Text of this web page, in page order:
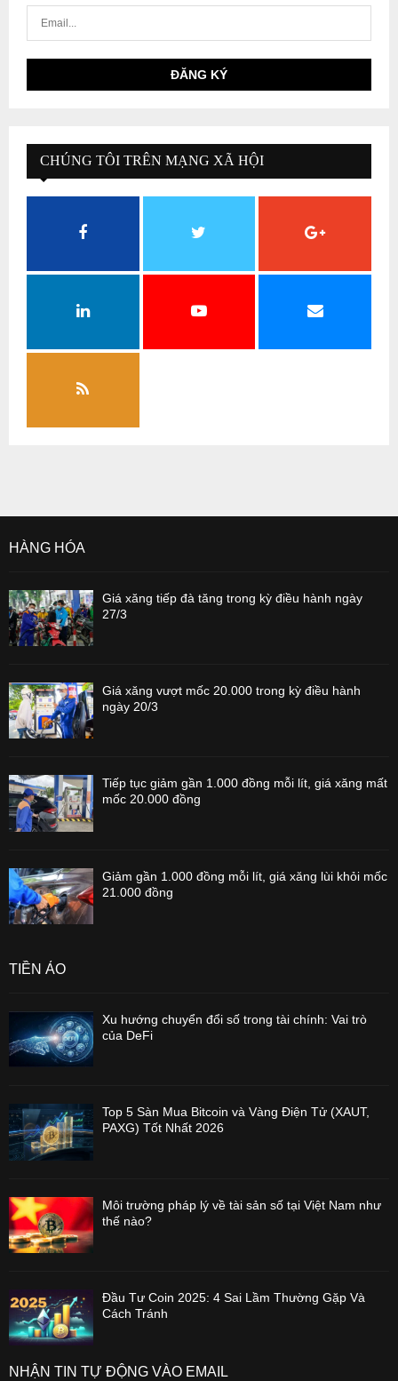
CHÚNG TÔI TRÊN MẠNG XÃ HỘI
HÀNG HÓA
Giá xăng tiếp đà tăng trong kỳ điều hành ngày
27/3
Giá xăng vượt mốc 20.000 trong kỳ điều hành
ngày 20/3
Tiếp tục giảm gần 1.000 đồng mỗi lít, giá xăng mất
mốc 20.000 đồng
Giảm gần 1.000 đồng mỗi lít, giá xăng lùi khỏi mốc
21.000 đồng
TIỀN ẢO
Xu hướng chuyển đổi số trong tài chính: Vai trò
của DeFi
Top 5 Sàn Mua Bitcoin và Vàng Điện Tử (XAUT,
PAXG) Tốt Nhất 2026
Môi trường pháp lý về tài sản số tại Việt Nam như
thế nào?
Đầu Tư Coin 2025: 4 Sai Lầm Thường Gặp Và
Cách Tránh
NHẬN TIN TỰ ĐỘNG VÀO EMAIL